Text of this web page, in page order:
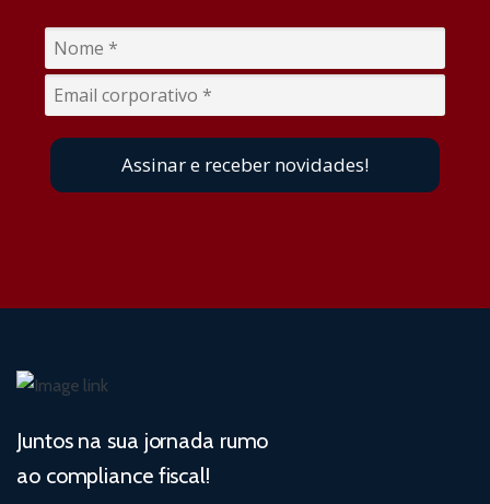
Assinar e receber novidades!
Juntos na sua jornada rumo
ao compliance fiscal!